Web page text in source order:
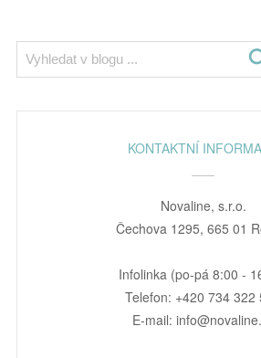
KONTAKTNÍ
Novaline, s.r.o.
Čechova 1295, 665 01
Infolinka (po-pá 8:00 -
Telefon: +420 734 322
E-mail: